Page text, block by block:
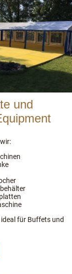
und
ideal für Buffets und